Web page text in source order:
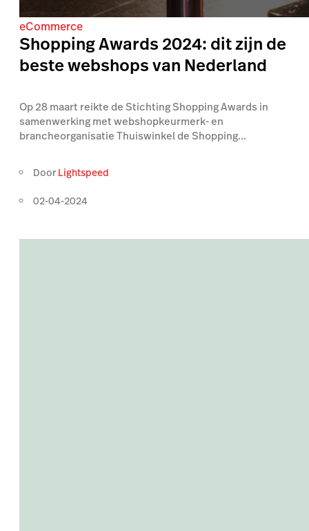
eCommerce
Shopping Awards 2024: dit zijn de
beste webshops van Nederland
Op 28 maart reikte de Stichting Shopping Awards in
samenwerking met webshopkeurmerk- en
brancheorganisatie Thuiswinkel de Shopping...
Door Lightspeed
02-04-2024